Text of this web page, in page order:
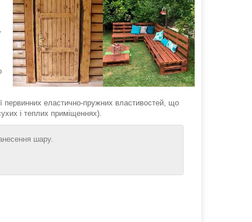
еластично-пружних властивостей, що
і теплих приміщеннях).
шару.